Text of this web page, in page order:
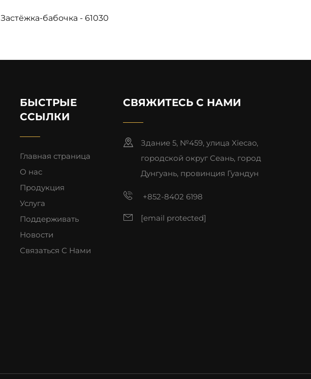
Застёжка-бабочка - 61030
БЫСТРЫЕ
ССЫЛКИ
Главная страница
О нас
Продукция
Услуга
Поддерживать
Новости
Связаться С Нами
СВЯЖИТЕСЬ С НАМИ
Здание 5, №459, улица Xiecao,
городской округ Сеань, город
Дунгуань, провинция Гуандун
+852-8402 6198
[email protected]